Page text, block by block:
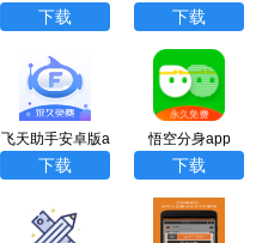
下载
p
下载
飞天助手安卓版a
pp
下载
悟空分身app
下载